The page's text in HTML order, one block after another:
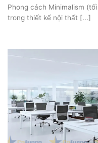
Phong cách Minimalism
trong thiết kế nội thất [...]